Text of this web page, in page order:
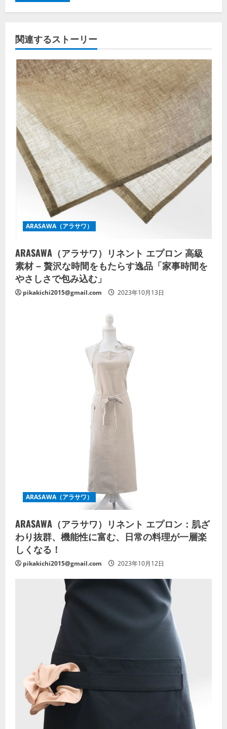
関連するストーリー
ARASAWA（アラサワ）
ARASAWA（アラサワ）リネント エプロン 高級
素材 – 贅沢な時間をもたらす逸品「家事時間を
やさしさで包み込む」
pikakichi2015@gmail.com 2023年10月13日
ARASAWA（アラサワ）
ARASAWA（アラサワ）リネント エプロン：肌ざ
わり抜群、機能性に富む、日常の料理が一層楽
しくなる！
pikakichi2015@gmail.com 2023年10月12日